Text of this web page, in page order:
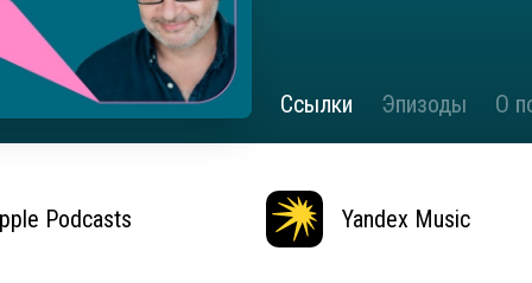
Ссылки Эпизоды О
Podcasts Yandex Music